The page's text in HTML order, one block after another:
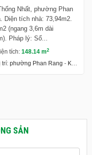
Nhất, phường Phan
Diện tích nhà: 73,94m2.
(ngang 3,6m dài
Pháp lý: Sổ...
tích: 148.14 m2
trí: phường Phan Rang - Khánh Hoà
SẢN